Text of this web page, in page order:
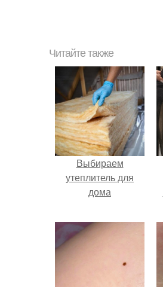
Читайте также
Выбираем
утеплитель для
дома